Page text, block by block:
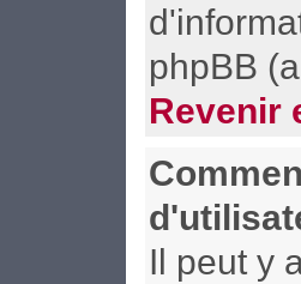
phpBB
Revenir
Il peut y